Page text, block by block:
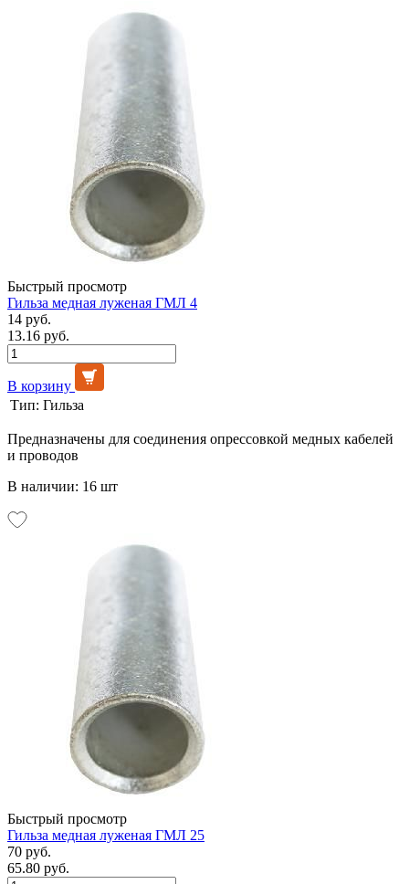
Быстрый просмотр
Гильза медная луженая ГМЛ 4
14 руб.
13.16 руб.
В корзину
Тип: Гильза
Предназначены для соединения опрессовкой медных кабелей
и проводов
В наличии: 16 шт
Быстрый просмотр
Гильза медная луженая ГМЛ 25
70 руб.
65.80 руб.